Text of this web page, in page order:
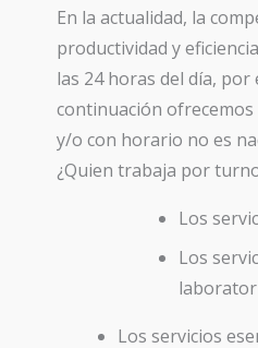
En la actualidad, la
productividad y
las 24 horas del día,
continuación
y/o con horario no es
¿Quien trabaja por
Los
Los
Los servicios